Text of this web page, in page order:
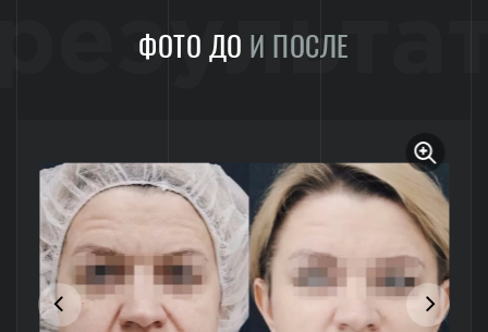
ФОТО ДО И ПОСЛЕ